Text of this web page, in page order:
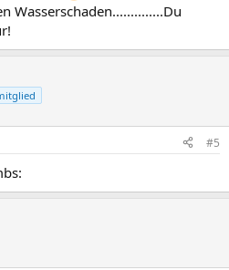
Wasserschaden..............Du
#5